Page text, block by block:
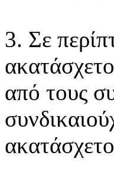
3. Σε
από τους